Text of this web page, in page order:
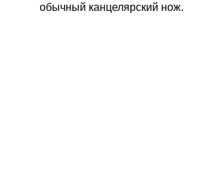
обычный канцелярский нож.